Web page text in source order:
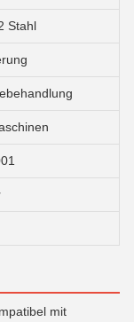
Stahl
mit